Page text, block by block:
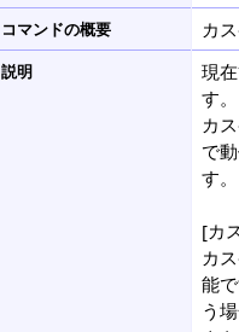
コマンドの概要 カ
説明
現
す。
カ
で
す。
[カ
カ
能
う